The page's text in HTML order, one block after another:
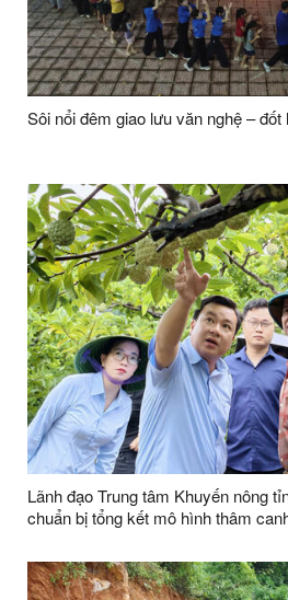
Sôi nổi đêm giao lưu văn nghệ – đốt
Lãnh đạo Trung tâm Khuyến nông
chuẩn bị tổng kết mô hình thâm